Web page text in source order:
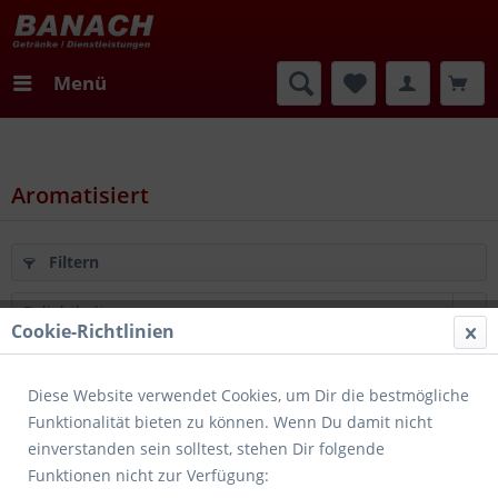
Menü
Aromatisiert
Filtern
Merken
Cookie-Richtlinien
Diese Website verwendet Cookies, um Dir die bestmögliche
Funktionalität bieten zu können. Wenn Du damit nicht
einverstanden sein solltest, stehen Dir folgende
Funktionen nicht zur Verfügung: